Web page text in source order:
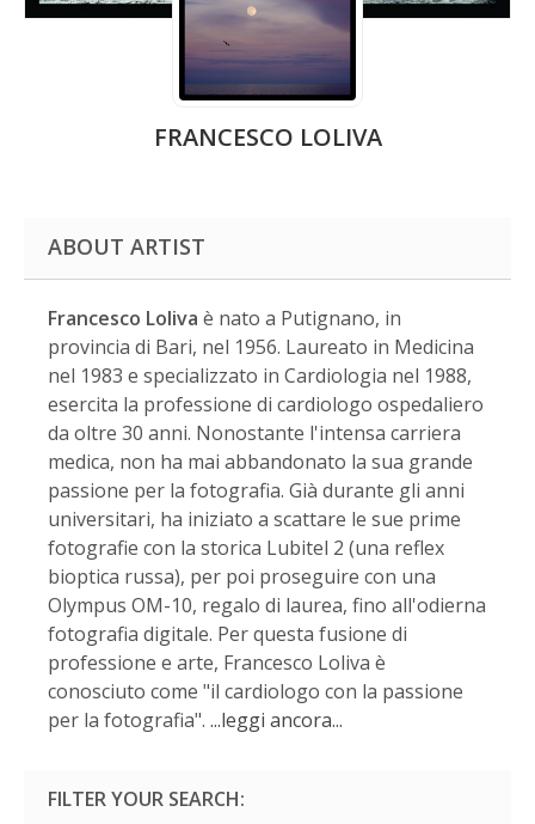
FRANCESCO LOLIVA
ABOUT ARTIST
Francesco Loliva è nato a Putignano, in
provincia di Bari, nel 1956. Laureato in Medicina
nel 1983 e specializzato in Cardiologia nel 1988,
esercita la professione di cardiologo ospedaliero
da oltre 30 anni. Nonostante l'intensa carriera
medica, non ha mai abbandonato la sua grande
passione per la fotografia. Già durante gli anni
universitari, ha iniziato a scattare le sue prime
fotografie con la storica Lubitel 2 (una reflex
bioptica russa), per poi proseguire con una
Olympus OM-10, regalo di laurea, fino all'odierna
fotografia digitale. Per questa fusione di
professione e arte, Francesco Loliva è
conosciuto come "il cardiologo con la passione
per la fotografia". ...leggi ancora...
FILTER YOUR SEARCH: